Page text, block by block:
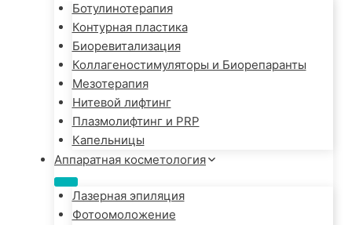
Ботулинотерапия
Контурная пластика
Биоревитализация
Коллагеностимуляторы и Биорепаранты
Мезотерапия
Нитевой лифтинг
Плазмолифтинг и PRP
Капельницы
Аппаратная косметология
Лазерная эпиляция
Фотоомоложение